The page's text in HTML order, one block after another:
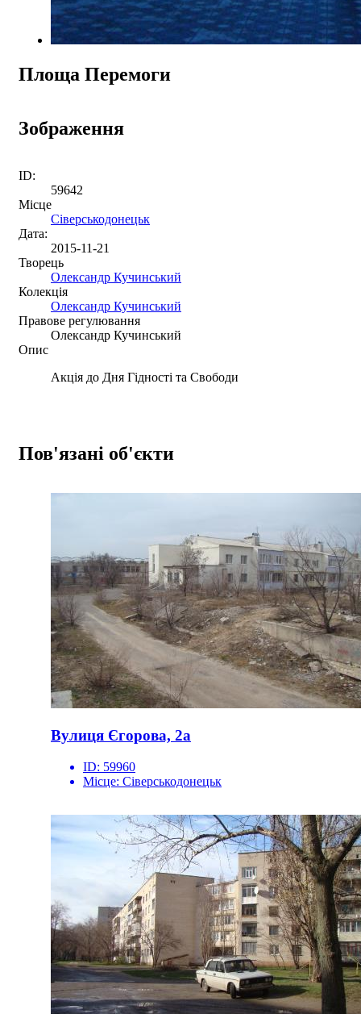
Площа Перемоги
Зображення
ID:
59642
Місце
Сіверськодонецьк
Дата:
2015-11-21
Творець
Олександр Кучинський
Колекція
Олександр Кучинський
Правове регулювання
Олександр Кучинський
Опис
Акція до Дня Гідності та Свободи
Пов'язані об'єкти
Вулиця Єгорова, 2а
ID: 59960
Місце: Сіверськодонецьк